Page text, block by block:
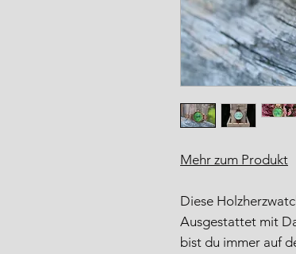
Mehr zum Produkt
Diese
Ausgestattet mit
bist du immer auf